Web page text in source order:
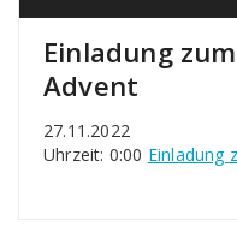
Einladung
Advent
27.11.2022
Uhrzeit: 0:00 Einladung